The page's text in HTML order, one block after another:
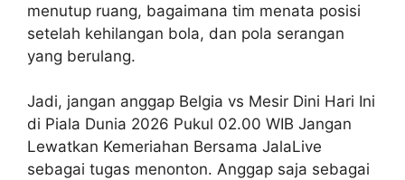
menutup ruang, bagaimana tim menata posisi
setelah kehilangan bola, dan pola serangan
yang berulang.
Jadi, jangan anggap Belgia vs Mesir Dini Hari Ini
di Piala Dunia 2026 Pukul 02.00 WIB Jangan
Lewatkan Kemeriahan Bersama JalaLive
sebagai tugas menonton. Anggap saja sebagai